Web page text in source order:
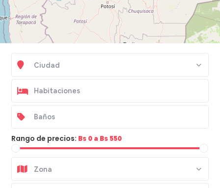
Ciudad
Rango de precios: Bs 0 a Bs 550
Zona